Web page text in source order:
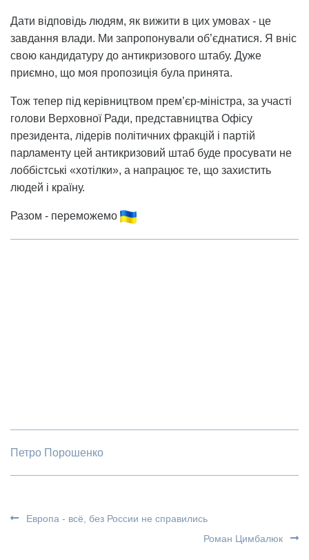
Дати відповідь людям, як вижити в цих умовах - це
завдання влади. Ми запропонували об’єднатися. Я вніс
свою кандидатуру до антикризового штабу. Дуже
приємно, що моя пропозиція була принята.
Тож тепер під керівництвом прем’єр-міністра, за участі
голови Верховної Ради, представництва Офісу
президента, лідерів політичних фракцій і партій
парламенту цей антикризовий штаб буде просувати не
лоббістські «хотілки», а напрацює те, що захистить
людей і країну.
Разом - переможемо
Петро Порошенко
Европа - всё, без России не справились
Роман Цимбалюк